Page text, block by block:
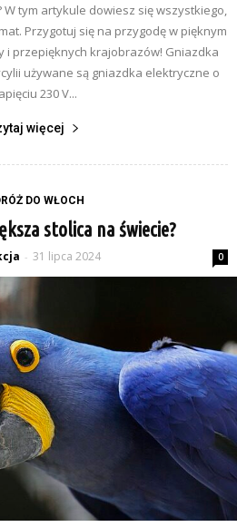
tym artykule dowiesz się wszystkiego,
Przygotuj się na przygodę w pięknym
i przepięknych krajobrazów! Gniazdka
używane są gniazdka elektryczne o
230 V...
więcej
DO WŁOCH
stolica na świecie?
- 31 lipca 2024 0